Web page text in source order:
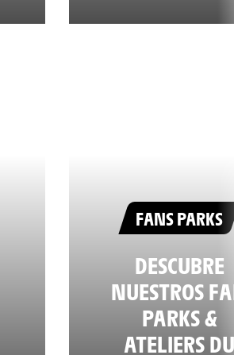
FANS PARKS
DESCUBRE
NUESTROS
PARKS &
ATELIERS DU